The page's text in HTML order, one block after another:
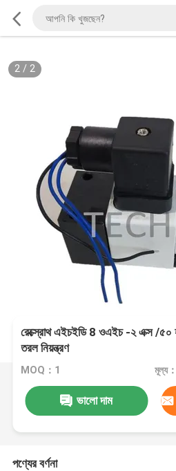
2/ 2
রেক্স্রোথ এইচইডি 8 ওএইচ -২ এক্স /৫০
তরল নিয়ন্ত্রণ
MOQ：1 মূল্য
ভালো দাম
পণ্যের বর্ণনা